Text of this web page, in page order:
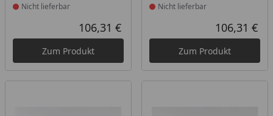
Nicht lieferbar
Aktueller Preis
106,31 €
Zum Produkt
Nicht lieferbar
106,31 €
Zum Produkt